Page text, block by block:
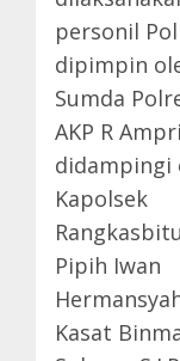
personil
dipimpin
Sumda
AKP R
didampingi
Kapolsek
Pipih Iwan
Kasat